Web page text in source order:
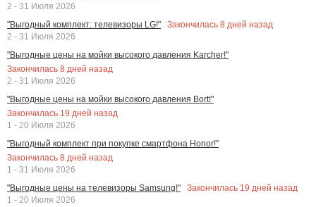
2 - 31 Июля 2026
"Выгодный комплект: телевизоры LG!"
Закончилась 8 дней назад
2 - 31 Июля 2026
"Выгодные цены на мойки высокого давления Karcher!"
Закончилась 8 дней назад
2 - 31 Июля 2026
"Выгодные цены на мойки высокого давления Bort!"
Закончилась 19 дней назад
1 - 20 Июля 2026
"Выгодный комплект при покупке смартфона Honor!"
Закончилась 8 дней назад
1 - 31 Июля 2026
"Выгодные цены на телевизоры Samsung!"
Закончилась 19 дней назад
1 - 20 Июля 2026